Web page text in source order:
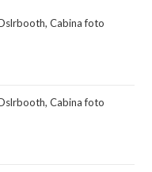
Cabina foto
Cabina foto